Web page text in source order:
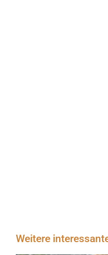
Weitere